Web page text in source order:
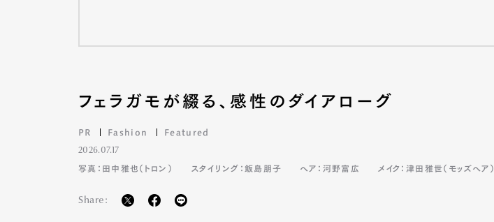
フェラガモが綴る、感性のダイアローグ
PR Fashion Featured
2026.07.17
写真：田中雅也（トロン） スタイリング：飯島朋子 ヘア：河野富広 メイク：津田雅世（モッズヘア）
Share: